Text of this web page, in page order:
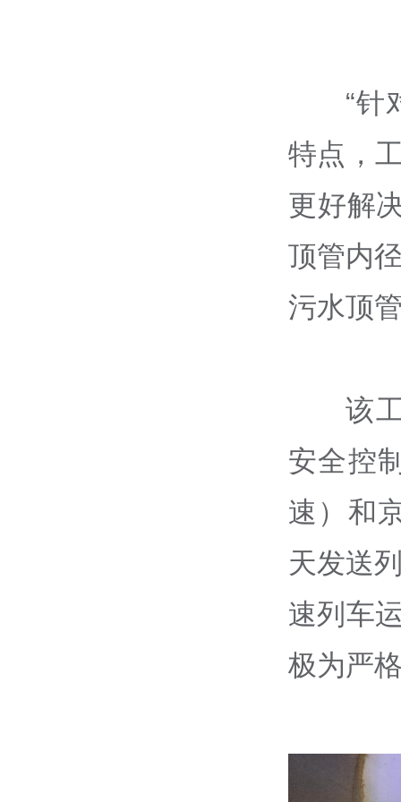
“针
特点，
更好解
顶管内
污水顶
该
安全控
速）和
天发送
速列车
极为严